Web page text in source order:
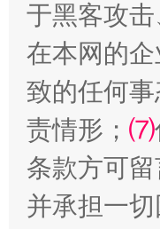
全民健身五年计
于黑客攻
在本网的
致的任何事
责情形； ⑺
条款方可
并承担一